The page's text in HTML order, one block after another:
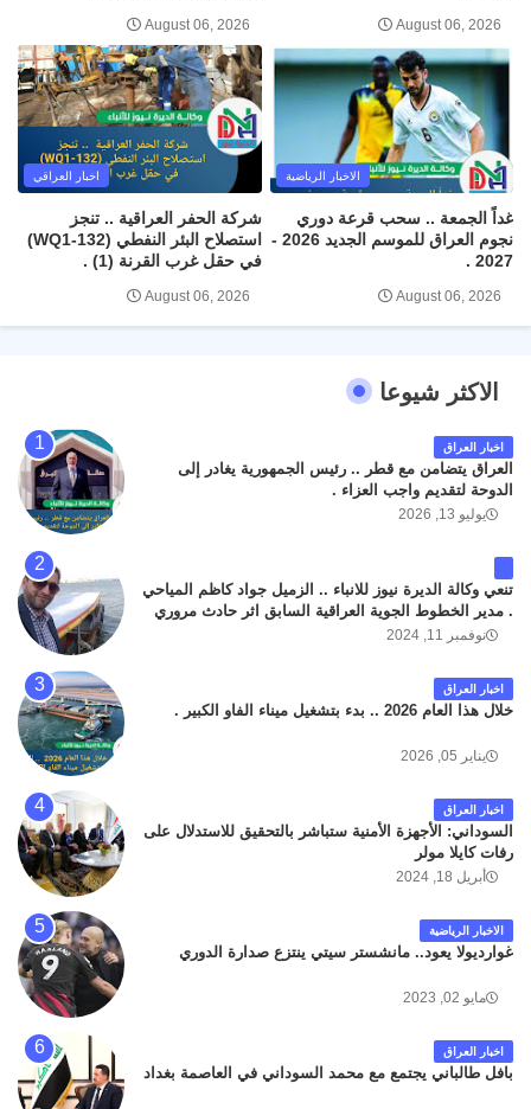
August 06, 2026
August 06, 2026
الاخبار الرياضية
غداً الجمعة .. سحب قرعة دوري
نجوم العراق للموسم الجديد 2026 -
2027 .
August 06, 2026
اخبار العراقي
شركة الحفر العراقية .. تنجز
استصلاح البئر النفطي (WQ1-132)
في حقل غرب القرنة (1) .
August 06, 2026
الاكثر شيوعا
اخبار العراق
العراق يتضامن مع قطر .. رئيس الجمهورية يغادر إلى
الدوحة لتقديم واجب العزاء .
يوليو 13, 2026
تنعي وكالة الديرة نيوز للانباء .. الزميل جواد كاظم المياحي
. مدير الخطوط الجوية العراقية السابق اثر حادث مروري
داخل مطار البصرة الدولي اليوم الاثنين على الطريق
كان سبب الحادث يعود لتصادم عجلته مع عجلة نوع كيا بنكو
تابعة لشركة الهلال الماسكة لإعمار مطار البصرة الدولي .
سائلين الله عز وجل ان يتغمد الفقيد بواسع رحمته ، و انا
نوفمبر 11, 2024
اخبار العراق
خلال هذا العام 2026 .. بدء بتشغيل ميناء الفاو الكبير .
يناير 05, 2026
اخبار العراق
السوداني: الأجهزة الأمنية ستباشر بالتحقيق للاستدلال على
رفات كايلا مولر
أبريل 18, 2024
الاخبار الرياضية
غوارديولا يعود.. مانشستر سيتي ينتزع صدارة الدوري
مايو 02, 2023
اخبار العراق
بافل طالباني يجتمع مع محمد السوداني في العاصمة بغداد